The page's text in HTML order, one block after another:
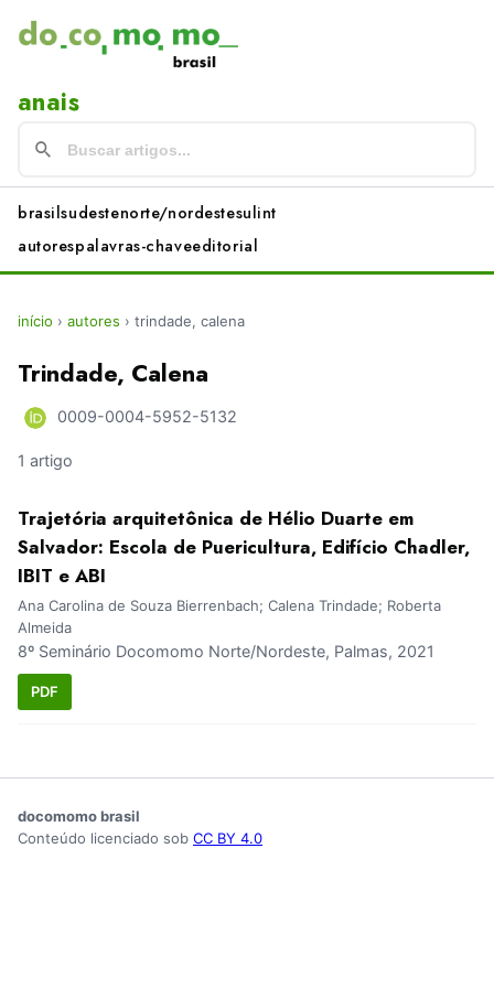
anais
brasilsudestenorte/nordestesulint
autorespalavras-chaveeditorial
início › autores › trindade, calena
Trindade, Calena
0009-0004-5952-5132
1 artigo
Trajetória arquitetônica de Hélio Duarte em
Salvador: Escola de Puericultura, Edifício Chadler,
IBIT e ABI
Ana Carolina de Souza Bierrenbach; Calena Trindade; Roberta
Almeida
8º Seminário Docomomo Norte/Nordeste, Palmas, 2021
PDF
docomomo brasil
Conteúdo licenciado sob CC BY 4.0